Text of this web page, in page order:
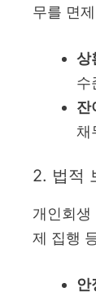
무를 면
상
수
잔
채
2. 법적
개인회생
제 집행
안